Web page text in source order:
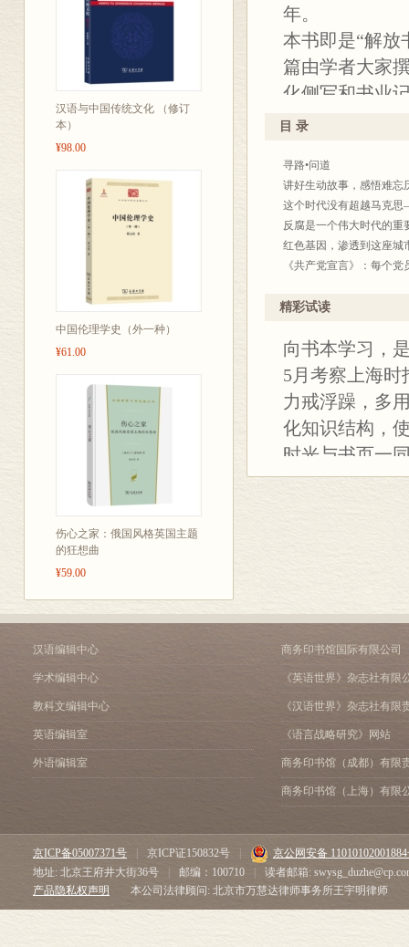
汉语与中国传统文化 （修订
本）
¥98.00
中国伦理学史（外一种）
¥61.00
伤心之家：俄国风格英国主题
的狂想曲
¥59.00
黑工艺，内封
4.本书书末附
读者可按图索
年。
本书即是“解放
篇由学者大家
化侧写和书业
术、城建等多
记录的一种独
本书即是“解放
江晓原、巴曙
以及横跨10年
一个侧面展现
影，可按图索
目 录
寻路•问道
讲好生动故事，感悟难
这个时代没有超越马克
反腐是一个伟大时代的
红色基因，渗透到这座
《共产党宣言》：每个
用细节真实还原共和国
历史的见证与现实的回
百年大党的常青之道——
读懂“第二个结合”，增
在历史现场书写转折的
了解大工程建设的信史
1978，在党和国家的重
拥有但是分享，利己同
改革大道上的行与思——
不要每次都重回原点——
气候问题，如何让“510
我们有能力应对下一场
驶向数字经济的路徐徐
中国经济转型的三个重
创造•踏浪
不能跪倒在科学面前——
不能淹没在工业4.0概念
一段鲜为人知的科技史
一幅全新的科技与社会
上帝原来是个程序员——
精彩试读
向书本学习，
5月考察上海时
力戒浮躁，多
化知识结构，
时光与书页一
年。
要“努力成为学
“解放书单”创
“价值、高度
从那个夏天出
求读书、选书
品质和时代特
顾受众接受度
坚持，30期“
金；在时代与
汉语编辑中心
学术编辑中心
教科文编辑中心
英语编辑室
外语编辑室
商务印书馆国际有限公司
《英语世界》杂志社有限
《汉语世界》杂志社有限
《语言战略研究》网站
商务印书馆（成都）有限
商务印书馆（上海）有限
京ICP备05007371号 京ICP证150832号
京公网安备
地址: 北京王府井大街36号
邮编：100710
读者邮箱:
产品隐私权声明
本公司法律顾问: 北京市万慧达律师事务所王宇明律师